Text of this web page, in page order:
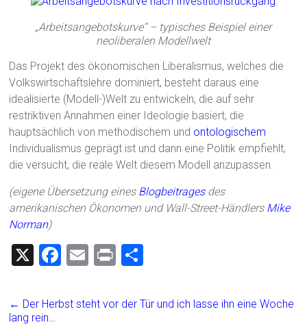
„Arbeitsangebotskurve“ – typisches Beispiel einer
neoliberalen Modellwelt
Das Projekt des ökonomischen Liberalismus, welches die
Volkswirtschaftslehre dominiert, besteht daraus eine
idealisierte (Modell-)Welt zu entwickeln, die auf sehr
restriktiven Annahmen einer Ideologie basiert, die
hauptsächlich von methodischem und ontologischem
Individualismus geprägt ist und dann eine Politik empfiehlt,
die versucht, die reale Welt diesem Modell anzupassen.
(eigene Übersetzung eines Blogbeitragesdes
amerikanischen Ökonomen und Wall-Street-Händlers Mike
Norman)
X
F
ce
E
ai
Pr
t
e
← Der Herbst steht vor der Tür und ich lasse ihn eine Woche
lang rein…